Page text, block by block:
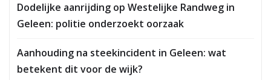
Dodelijke aanrijding op Westelijke Randweg in
Geleen: politie onderzoekt oorzaak
Aanhouding na steekincident in Geleen: wat
betekent dit voor de wijk?